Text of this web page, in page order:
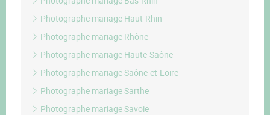
Photographe mariage Haut-Rhin
Photographe mariage Rhône
Photographe mariage Haute-Saône
Photographe mariage Saône-et-Loire
Photographe mariage Sarthe
Photographe mariage Savoie